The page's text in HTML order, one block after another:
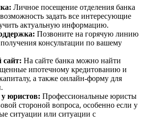
Личное посещение отделения банка
задать все интересующие
актуальную информацию.
Позвоните на горячую линию
консультации по вашему
На сайте банка можно найти
ипотечному кредитованию и
а также онлайн-форму для
юристов: Профессиональные юристы
стороной вопроса, особенно если у
ситуации или ситуации с